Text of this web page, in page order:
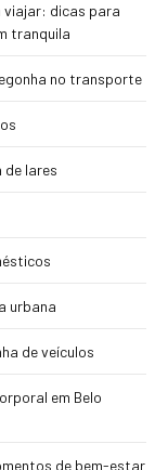
viajar: dicas para
tranquila
no transporte
de lares
urbana
de veículos
em Belo
de bem-estar